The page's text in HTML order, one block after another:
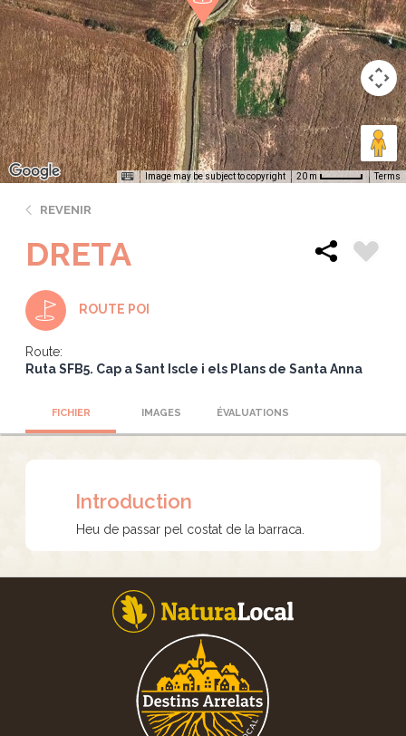
Image may be subject to copyright 20 m Terms
REVENIR
DRETA
ROUTE POI
Route:
Ruta SFB5. Cap a Sant Iscle i els Plans de Santa Anna
FICHIER IMAGES ÉVALUATIONS
Introduction
Heu de passar pel costat de la barraca.